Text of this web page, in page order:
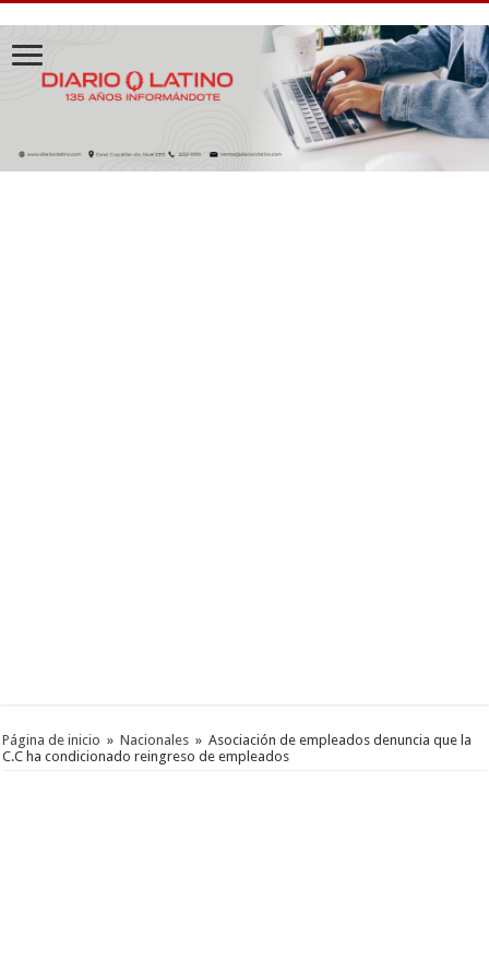
Página de inicio » Nacionales » Asociación de empleados denuncia que la
C.C ha condicionado reingreso de empleados